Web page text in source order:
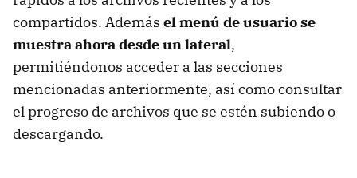
compartidos. Además el menú de usuario se
muestra ahora desde un lateral,
permitiéndonos acceder a las secciones
mencionadas anteriormente, así como consultar
el progreso de archivos que se estén subiendo o
descargando.